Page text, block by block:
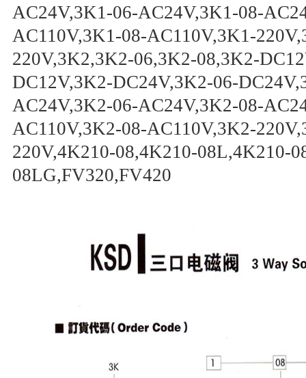
AC24V,3K1-06-AC24V,3K1-08-
AC110V,3K1-08-AC110V,3K1-
220V,3K2,3K2-06,3K2-08,3K2-
DC12V,3K2-DC24V,3K2-06-
AC24V,3K2-06-AC24V,3K2-08-
AC110V,3K2-08-AC110V,3K2-
220V,4K210-08,4K210-08L,4K210-
08LG,FV320,FV420